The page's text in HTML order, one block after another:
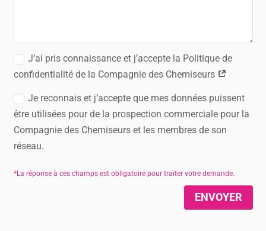
J’ai pris connaissance et j’accepte la Politique de
confidentialité de la Compagnie des Chemiseurs
Je reconnais et j’accepte que mes données puissent
être utilisées pour de la prospection commerciale pour la
Compagnie des Chemiseurs et les membres de son
réseau.
ENVOYER